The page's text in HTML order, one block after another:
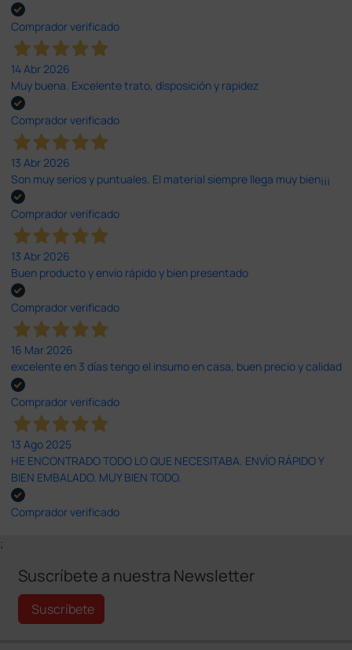
Comprador verificado
14 Abr 2026
Muy buena. Excelente trato, disposición y rapidez
Comprador verificado
13 Abr 2026
Son muy serios y puntuales. El material siempre llega muy bien¡¡¡
Comprador verificado
13 Abr 2026
Buen producto y envío rápido y bien presentado
Comprador verificado
16 Mar 2026
excelente en 3 días tengo el insumo en casa, buen precio y calidad
Comprador verificado
13 Ago 2025
HE ENCONTRADO TODO LO QUE NECESITABA. ENVÍO RÁPIDO Y
BIEN EMBALADO. MUY BIEN TODO.
Comprador verificado
;
Suscríbete a nuestra Newsletter
Suscríbete